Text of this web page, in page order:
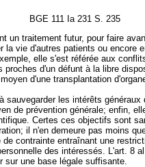
BGE 111 Ia 231 S. 235
un traitement futur, pour faire
la vie d'autres patients ou encore
elle s'est référée aux
proches d'un défunt à la libre
d'une transplantation
sauvegarder les intérêts
de prévention générale; enfin,
Certes ces objectifs sont
il n'en demeure pas moins
contrainte entraînant une
des intéressés. L'art. 8
sur une base légale suffisante.